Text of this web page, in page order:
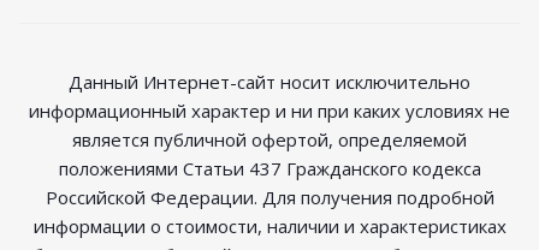
Данный Интернет-сайт носит исключительно
информационный характер и ни при каких условиях не
является публичной офертой, определяемой
положениями Статьи 437 Гражданского кодекса
Российской Федерации. Для получения подробной
информации о стоимости, наличии и характеристиках